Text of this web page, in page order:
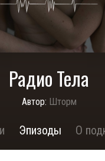
Радио Тела
Автор: Шторм
Эпизоды О